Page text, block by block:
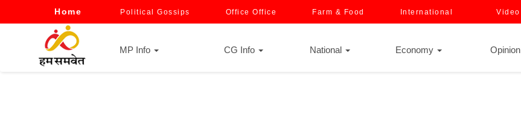
Home Political Gossips Office Office Farm & Food International Video
MP Info CG Info National Economy Opinion